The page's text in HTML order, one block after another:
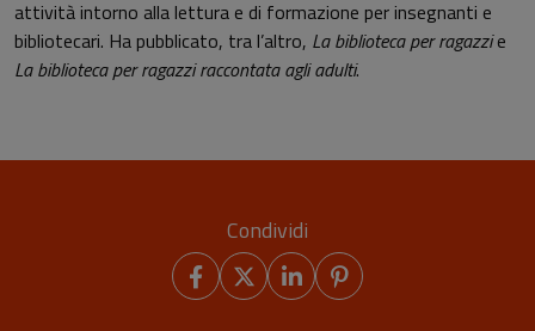
attività intorno alla lettura e di formazione per insegnanti e
bibliotecari. Ha pubblicato, tra l’altro, La biblioteca per ragazzie
La biblioteca per ragazzi raccontata agli adulti.
Condividi